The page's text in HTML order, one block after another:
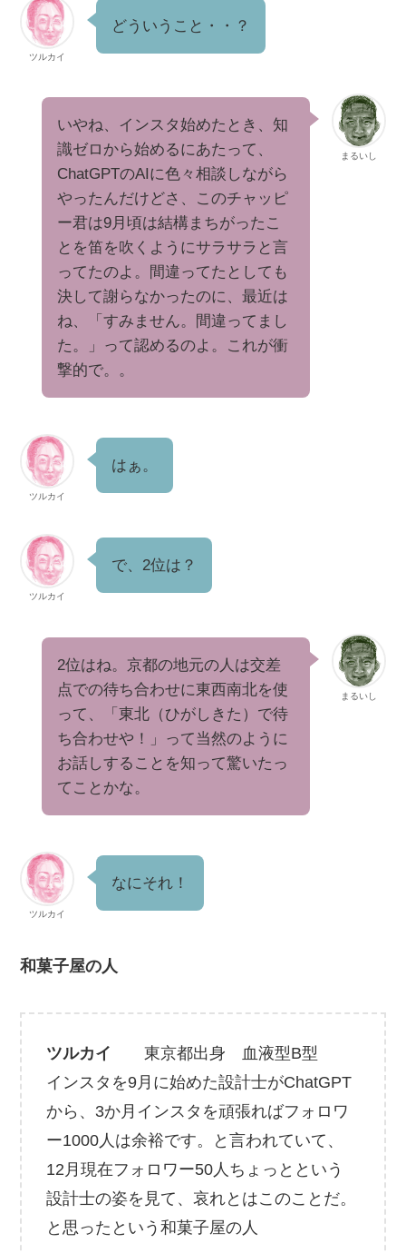
ツルカイ
どういうこと・・？
まるいし
いやね、インスタ始めたとき、知
識ゼロから始めるにあたって、
ChatGPTのAIに色々相談しながら
やったんだけどさ、このチャッピ
ー君は9月頃は結構まちがったこ
とを笛を吹くようにサラサラと言
ってたのよ。間違ってたとしても
決して謝らなかったのに、最近は
ね、「すみません。間違ってまし
た。」って認めるのよ。これが衝
撃的で。。
ツルカイ
はぁ。
ツルカイ
で、2位は？
まるいし
2位はね。京都の地元の人は交差
点での待ち合わせに東西南北を使
って、「東北（ひがしきた）で待
ち合わせや！」って当然のように
お話しすることを知って驚いたっ
てことかな。
ツルカイ
なにそれ！
和菓子屋の人
ツルカイ
東京都出身 血液型B型
インスタを9月に始めた設計士がChatGPT
から、3か月インスタを頑張ればフォロワ
ー1000人は余裕です。と言われていて、
12月現在フォロワー50人ちょっとという
設計士の姿を見て、哀れとはこのことだ。
と思ったという和菓子屋の人